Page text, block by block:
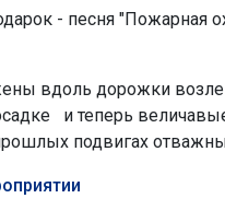
- песня "Пожарная
вдоль дорожки
и теперь
подвигах